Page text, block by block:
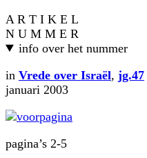
A R T I K E L
N U M M E R
info over het nummer
in Vrede over Israël, jg.47
januari 2003
pagina’s 2-5